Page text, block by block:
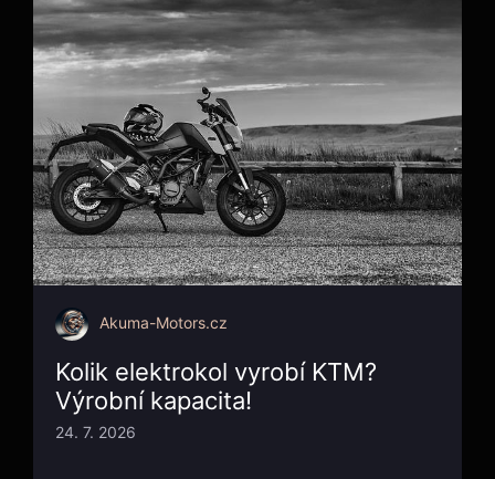
Akuma-Motors.cz
Kolik elektrokol vyrobí KTM?
Výrobní kapacita!
24. 7. 2026